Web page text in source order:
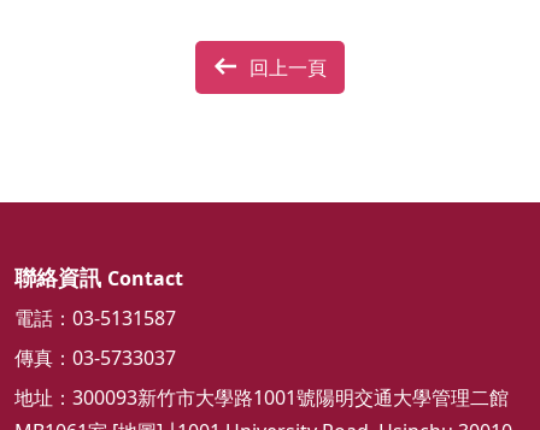
回上一頁
聯絡資訊 Contact
電話：03-5131587
傳真：03-5733037
地址：300093新竹市大學路1001號陽明交通大學管理二館